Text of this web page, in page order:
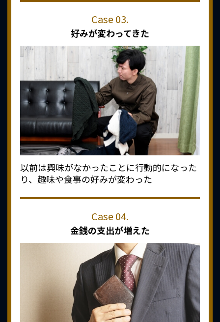
好みが変わってきた
以前は興味がなかったことに行動的になった
り、趣味や食事の好みが変わった
金銭の支出が増えた